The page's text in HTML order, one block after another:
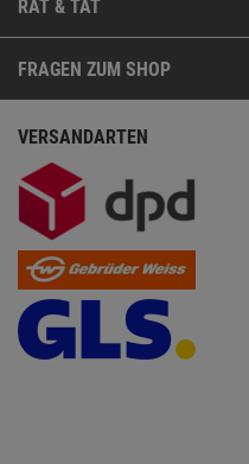
RAT & TAT
FRAGEN ZUM SHOP
VERSANDARTEN